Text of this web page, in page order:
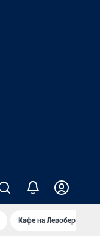
Кафе на Левобережье